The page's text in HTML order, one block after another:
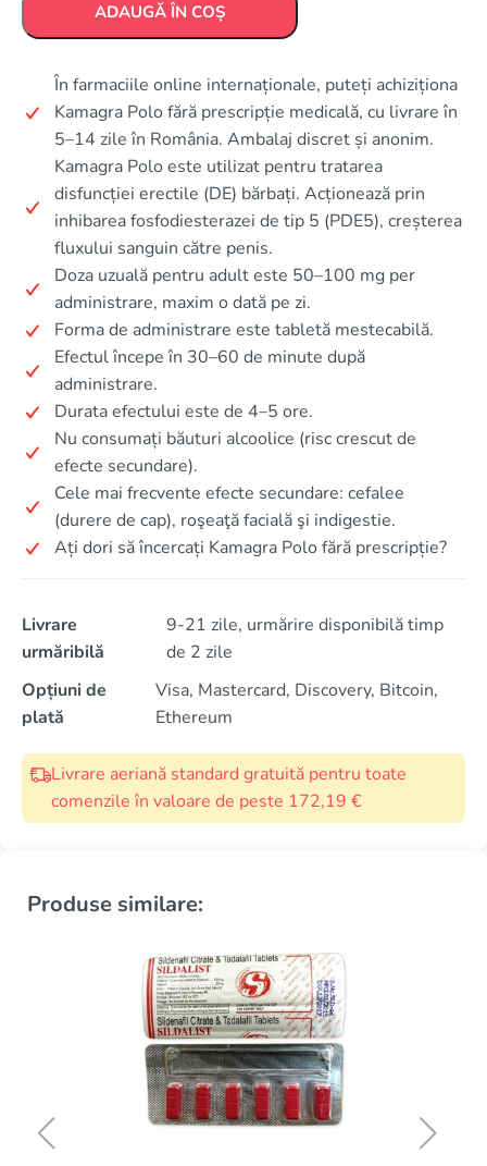
ADAUGĂ ÎN COȘ
În farmaciile online internaționale, puteți achiziționa
Kamagra Polo fără prescripție medicală, cu livrare în
5–14 zile în România. Ambalaj discret și anonim.
Kamagra Polo este utilizat pentru tratarea
disfuncției erectile (DE) bărbați. Acționează prin
inhibarea fosfodiesterazei de tip 5 (PDE5), creșterea
fluxului sanguin către penis.
Doza uzuală pentru adult este 50–100 mg per
administrare, maxim o dată pe zi.
Forma de administrare este tabletă mestecabilă.
Efectul începe în 30–60 de minute după
administrare.
Durata efectului este de 4–5 ore.
Nu consumați băuturi alcoolice (risc crescut de
efecte secundare).
Cele mai frecvente efecte secundare: cefalee
(durere de cap), roşeaţă facială şi indigestie.
Ați dori să încercați Kamagra Polo fără prescripție?
Livrare
urmăribilă
9-21 zile, urmărire disponibilă timp
de 2 zile
Opțiuni de
plată
Visa, Mastercard, Discovery, Bitcoin,
Ethereum
Livrare aeriană standard gratuită pentru toate
comenzile în valoare de peste 172,19 €
Produse similare: